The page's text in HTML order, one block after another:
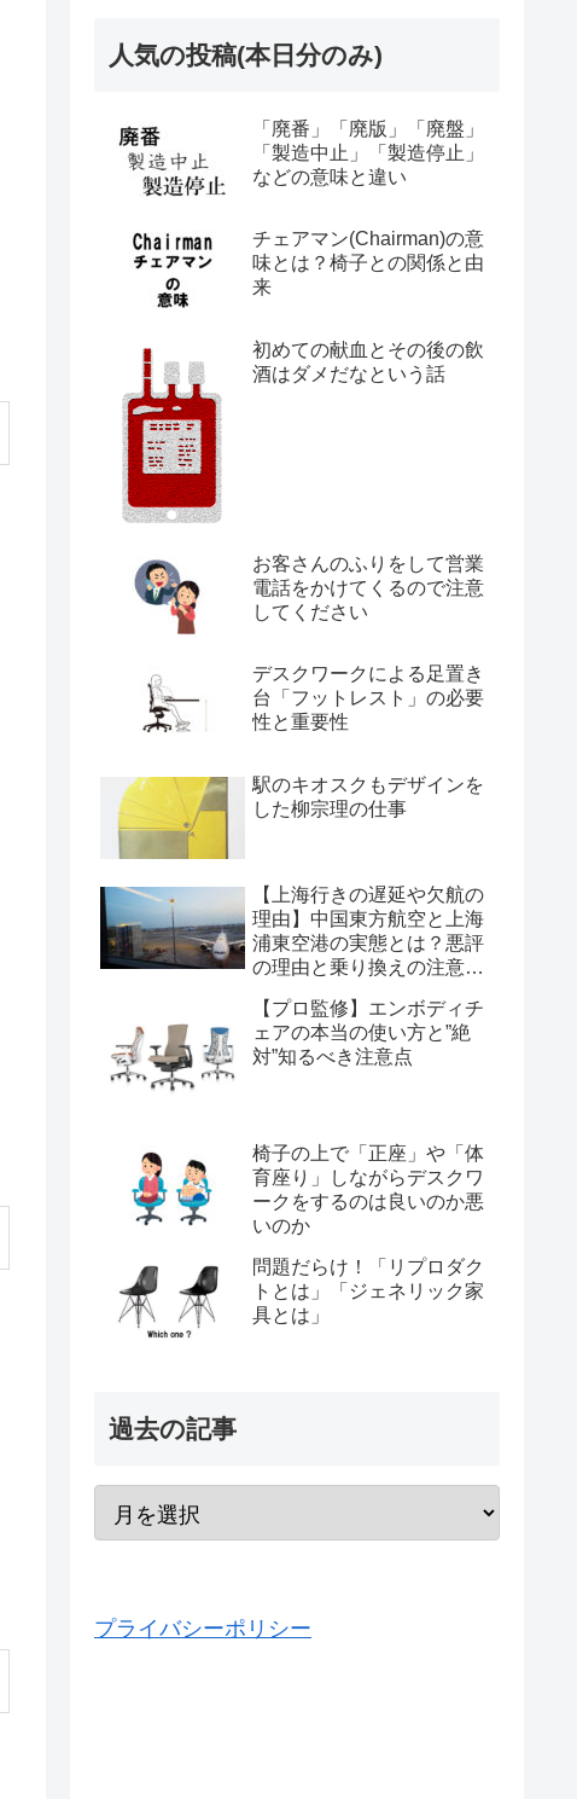
人気の投稿(本日分のみ)
「廃番」「廃版」「廃盤」
「製造中止」「製造停止」
などの意味と違い
チェアマン(Chairman)の意
味とは？椅子との関係と由
来
初めての献血とその後の飲
酒はダメだなという話
お客さんのふりをして営業
電話をかけてくるので注意
してください
デスクワークによる足置き
台「フットレスト」の必要
性と重要性
駅のキオスクもデザインを
した柳宗理の仕事
【上海行きの遅延や欠航の
理由】中国東方航空と上海
浦東空港の実態とは？悪評
の理由と乗り換えの注意点
【プロ監修】エンボディチ
ェアの本当の使い方と”絶
対”知るべき注意点
椅子の上で「正座」や「体
育座り」しながらデスクワ
ークをするのは良いのか悪
いのか
問題だらけ！「リプロダク
トとは」「ジェネリック家
具とは」
過去の記事
プライバシーポリシー